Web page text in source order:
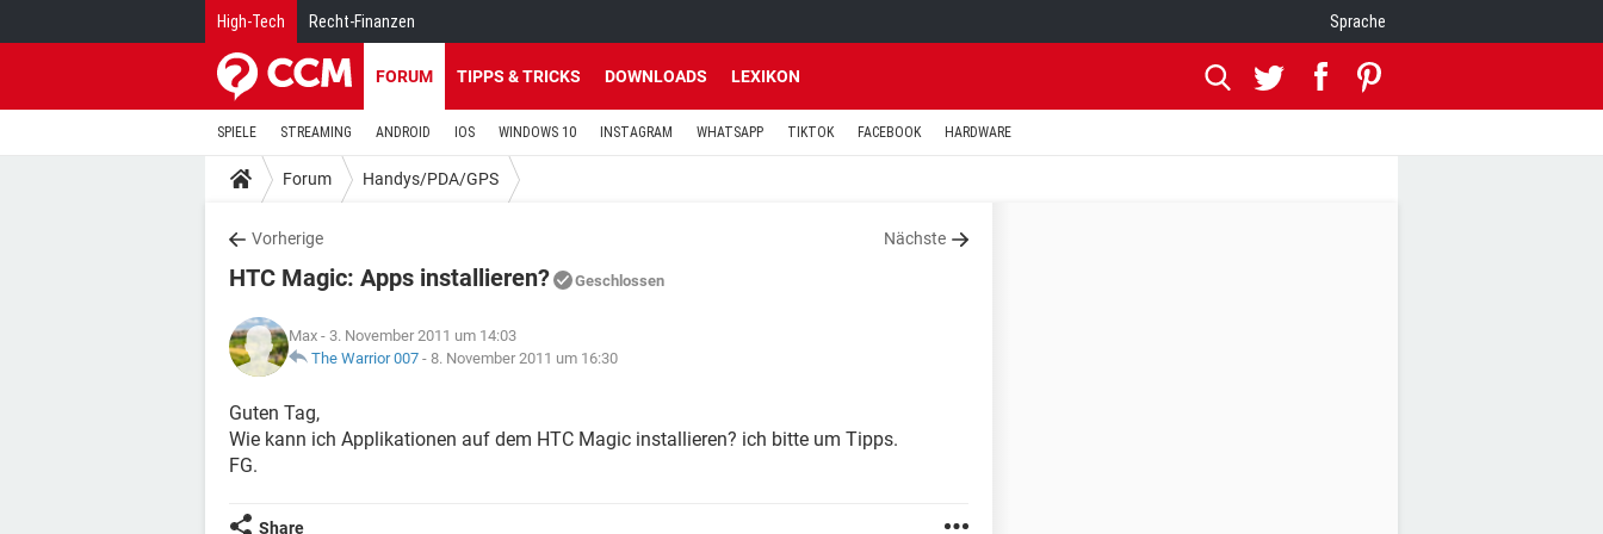
High-Tech Recht-Finanzen Sprache
FORUM TIPPS & TRICKS DOWNLOADS LEXIKON
SPIELE STREAMING ANDROID IOS WINDOWS 10 INSTAGRAM WHATSAPP TIKTOK FACEBOOK HARDWARE
Forum Handys/PDA/GPS
Vorherige Nächste
HTC Magic: Apps installieren? Geschlossen
Max - 3. November 2011 um 14:03
The Warrior 007 - 8. November 2011 um 16:30
Guten Tag,
Wie kann ich Applikationen auf dem HTC Magic installieren? ich bitte um Tipps.
FG.
Share